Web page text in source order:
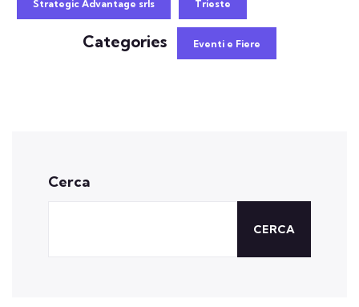
Strategic Advantage srls Trieste
Categories Eventi e Fiere
Cerca
CERCA